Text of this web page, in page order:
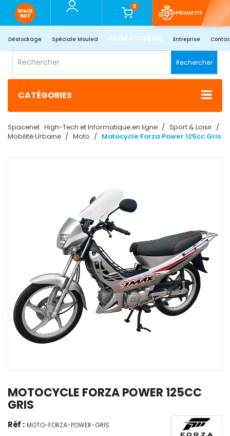
0
SPÉCIALE ÉTÉ
Déstockage Spéciale Mouled CLIMATISEUR Entreprise
Rechercher
CATÉGORIES
Spacenet : High-Tech et Informatique en ligne
Sport & Loisir
Mobilité Urbaine
Moto Motocycle Forza Power 125cc Gris
MOTOCYCLE FORZA POWER 125CC
GRIS
Réf : MOTO-FORZA-POWER-GRIS